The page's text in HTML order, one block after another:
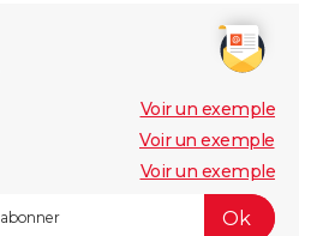
Voir un exemple
Voir un exemple
Voir un exemple